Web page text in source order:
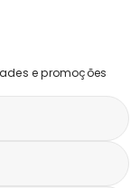
e promoções